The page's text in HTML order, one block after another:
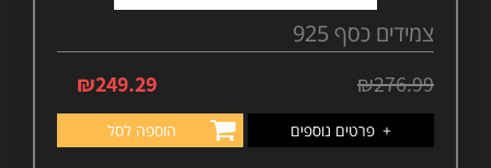
צמידים כסף 925
₪276.99
₪249.29
+ פרטים נוספים הוספה לסל